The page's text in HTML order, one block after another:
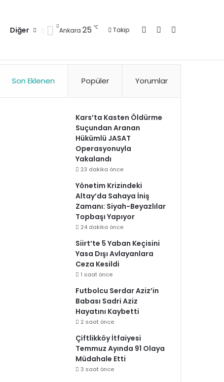
Diğer Ankara 25 ℃ Takip Kayıt OlKenar Bölmesi
Son Eklenen Popüler Yorumlar
Kars’ta Kasten Öldürme
Suçundan Aranan
Hükümlü JASAT
Operasyonuyla
Yakalandı
23 dakika önce
Yönetim Krizindeki
Altay’da Sahaya İniş
Zamanı: Siyah-Beyazlılar
Topbaşı Yapıyor
24 dakika önce
Siirt’te 5 Yaban Keçisini
Yasa Dışı Avlayanlara
Ceza Kesildi
1 saat önce
Futbolcu Serdar Aziz’in
Babası Sadri Aziz
Hayatını Kaybetti
2 saat önce
Çiftlikköy İtfaiyesi
Temmuz Ayında 91 Olaya
Müdahale Etti
3 saat önce